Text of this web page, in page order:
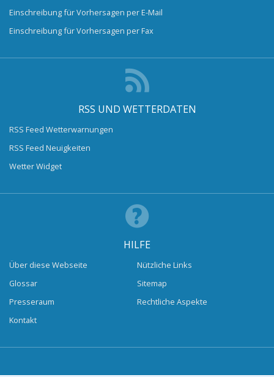
Einschreibung für Vorhersagen per E-Mail
Einschreibung für Vorhersagen per Fax
RSS UND WETTERDATEN
RSS Feed Wetterwarnungen
RSS Feed Neuigkeiten
Wetter Widget
HILFE
Über diese Webseite
Glossar
Presseraum
Kontakt
Nützliche Links
Sitemap
Rechtliche Aspekte